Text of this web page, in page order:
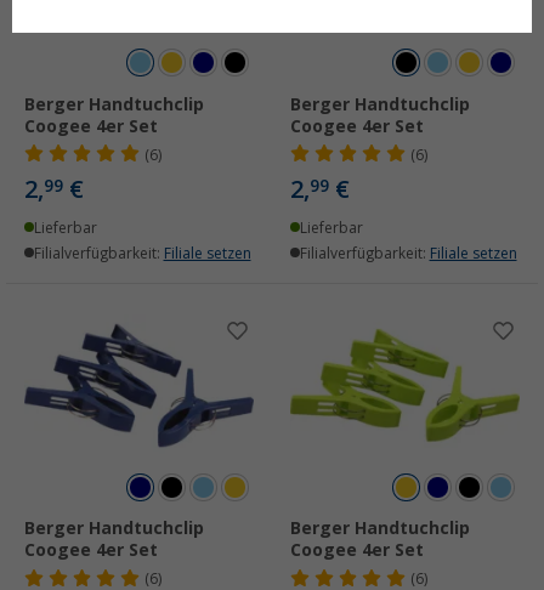
Berger Handtuchclip
Coogee 4er Set
(6)
2,99 €
Lieferbar
Filialverfügbarkeit: Filiale setzen
Berger Handtuchclip
Coogee 4er Set
(6)
2,99 €
Lieferbar
Filialverfügbarkeit: Filiale setzen
Berger Handtuchclip
Coogee 4er Set
(6)
Berger Handtuchclip
Coogee 4er Set
(6)